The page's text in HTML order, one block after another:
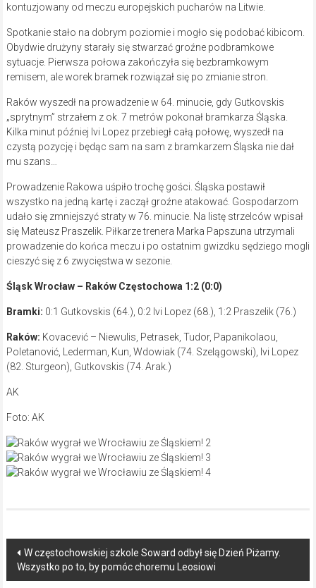
kontuzjowany od meczu europejskich pucharów na Litwie.
Spotkanie stało na dobrym poziomie i mogło się podobać kibicom.
Obydwie drużyny starały się stwarzać groźne podbramkowe
sytuacje. Pierwsza połowa zakończyła się bezbramkowym
remisem, ale worek bramek rozwiązał się po zmianie stron.
Raków wyszedł na prowadzenie w 64. minucie, gdy Gutkovskis
„sprytnym” strzałem z ok. 7 metrów pokonał bramkarza Śląska.
Kilka minut później Ivi Lopez przebiegł całą połowę, wyszedł na
czystą pozycję i będąc sam na sam z bramkarzem Śląska nie dał
mu szans…
Prowadzenie Rakowa uśpiło trochę gości. Śląska postawił
wszystko na jedną kartę i zaczął groźne atakować. Gospodarzom
udało się zmniejszyć straty w 76. minucie. Na listę strzelców wpisał
się Mateusz Praszelik. Piłkarze trenera Marka Papszuna utrzymali
prowadzenie do końca meczu i po ostatnim gwizdku sędziego mogli
cieszyć się z 6 zwycięstwa w sezonie.
Śląsk Wrocław – Raków Częstochowa 1:2 (0:0)
Bramki: 0:1 Gutkovskis (64.), 0:2 Ivi Lopez (68.), 1:2 Praszelik (76.)
Raków: Kovacević – Niewulis, Petrasek, Tudor, Papanikolaou,
Poletanović, Lederman, Kun, Wdowiak (74. Szelągowski), Ivi Lopez
(82. Sturgeon), Gutkovskis (74. Arak.)
AK
Foto: AK
Post
navigation
W częstochowskiej szkole Soward odbył się Dzień Piżamy.
Wszystko po to, by pomóc choremu Leosiowi